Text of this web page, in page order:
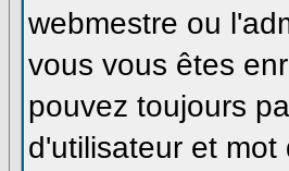
webmestre ou
vous vous êtes
pouvez toujours
d'utilisateur et